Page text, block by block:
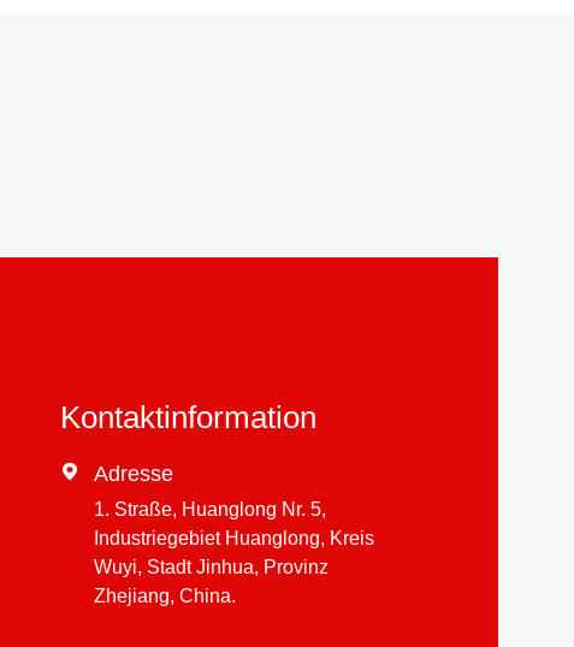
Kontaktinformation
 Adresse
1. Straße, Huanglong Nr. 5,
Industriegebiet Huanglong, Kreis
Wuyi, Stadt Jinhua, Provinz
Zhejiang, China.